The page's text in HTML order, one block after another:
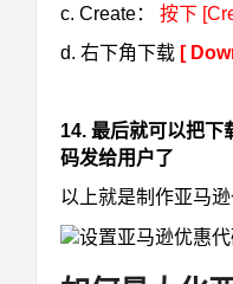
c. Create： 按下
d. 右下角下载 [
14. 最后就可以把下
码发给用户了
以上就是制作亚马